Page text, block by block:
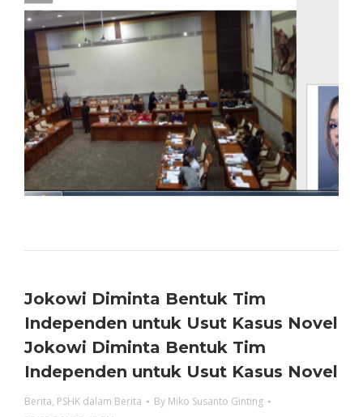
Jokowi Diminta Bentuk Tim
Independen untuk Usut Kasus Novel
Jokowi Diminta Bentuk Tim
Independen untuk Usut Kasus Novel
Berita, PSHK dalam Berita By Miko Susanto Ginting